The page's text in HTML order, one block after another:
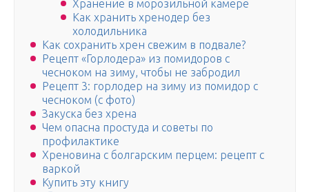
Хранение в морозильной камере
Как хранить хренодер без
холодильника
Как сохранить хрен свежим в подвале?
Рецепт «Горлодера» из помидоров с
чесноком на зиму, чтобы не забродил
Рецепт 3: горлодер на зиму из помидор с
чесноком (с фото)
Закуска без хрена
Чем опасна простуда и советы по
профилактике
Хреновина с болгарским перцем: рецепт с
варкой
Купить эту книгу